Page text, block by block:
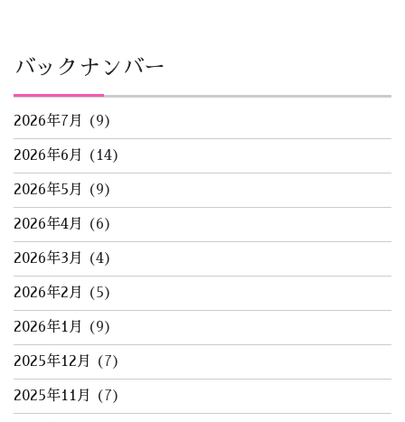
バックナンバー
2026年7月 (9)
2026年6月 (14)
2026年5月 (9)
2026年4月 (6)
2026年3月 (4)
2026年2月 (5)
2026年1月 (9)
2025年12月 (7)
2025年11月 (7)